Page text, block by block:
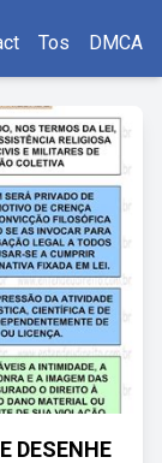
Tos DMCA
DESENHE